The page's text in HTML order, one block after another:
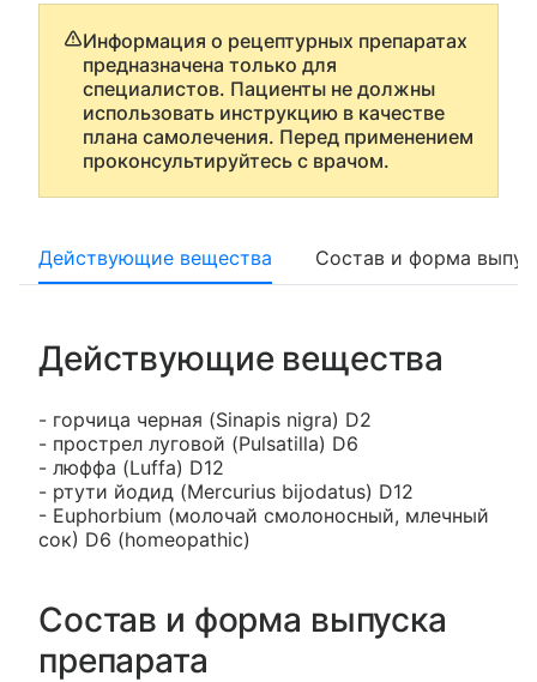
Информация о рецептурных препаратах
предназначена только для
специалистов. Пациенты не должны
использовать инструкцию в качестве
плана самолечения. Перед применением
проконсультируйтесь с врачом.
Действующие вещества Состав и форма
Действующие вещества
- горчица черная (Sinapis nigra) D2
- прострел луговой (Pulsatilla) D6
- люффа (Luffa) D12
- ртути йодид (Mercurius bijodatus) D12
- Euphorbium (молочай смолоносный, млечный
сок) D6 (homeopathic)
Состав и форма выпуска
препарата